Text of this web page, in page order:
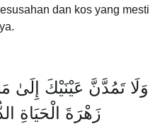
dan kos yang mesti
وَلَا تَمُدَّنَّ عَيْنَيْكَ إِلَىٰ
زَهْرَةَ الْحَيَاةِ